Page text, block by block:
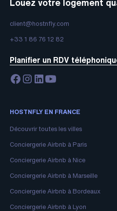
Louez votre logement
client@hostnfly.com
+33 1 86 76 12 82
Planifier un RDV
HOSTNFLY EN FRANCE
Découvrir toutes les villes
Conciergerie Airbnb à Paris
Conciergerie Airbnb à Nice
Conciergerie Airbnb à Marseille
Conciergerie Airbnb à Bordeaux
Conciergerie Airbnb à Lyon